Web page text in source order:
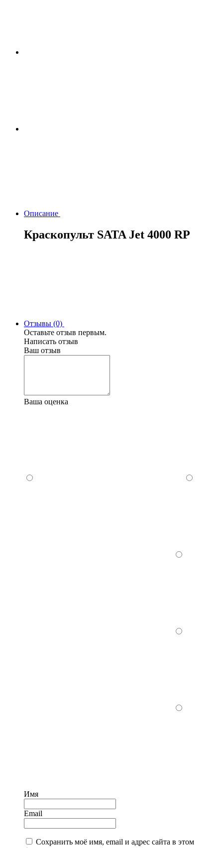
Описание
Краскопульт SATA Jet 4000 RP
Отзывы (0)
Оставьте отзыв первым.
Написать отзыв
Ваш отзыв
Ваша оценка
Имя
Email
Сохранить моё имя, email и адрес сайта в этом